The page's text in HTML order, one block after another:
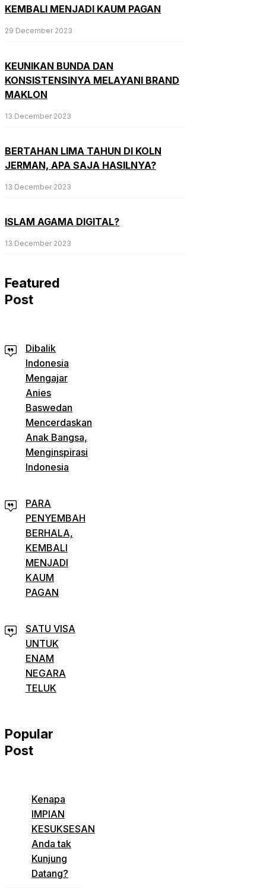
KEMBALI MENJADI KAUM PAGAN
29 December 2023
KEUNIKAN BUNDA DAN
KONSISTENSINYA MELAYANI BRAND
MAKLON
13 December 2023
BERTAHAN LIMA TAHUN DI KOLN
JERMAN, APA SAJA HASILNYA?
13 December 2023
ISLAM AGAMA DIGITAL?
13 December 2023
Featured
Post
Dibalik
Indonesia
Mengajar
Anies
Baswedan
Mencerdaskan
Anak Bangsa,
Menginspirasi
Indonesia
PARA
PENYEMBAH
BERHALA,
KEMBALI
MENJADI
KAUM
PAGAN
SATU VISA
UNTUK
ENAM
NEGARA
TELUK
Popular
Post
​Kenapa
IMPIAN
KESUKSESAN
Anda tak
Kunjung
Datang?